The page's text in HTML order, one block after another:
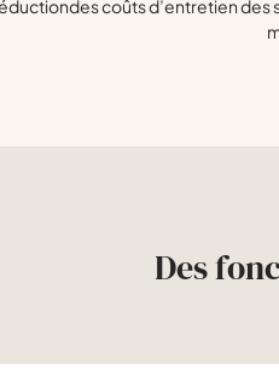
des coûts d’entretien des
Des